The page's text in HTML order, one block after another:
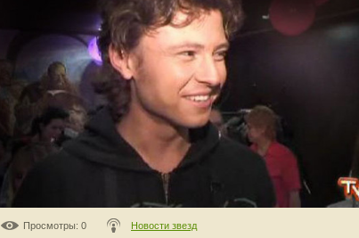
Комарова
Просмотры: 0 Новости звезд